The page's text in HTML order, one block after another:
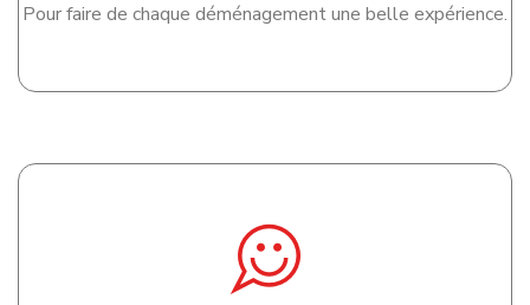
Pour faire de chaque déménagement une belle expérience.